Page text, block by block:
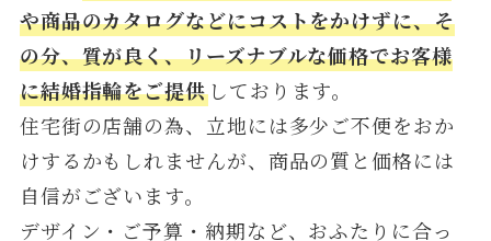
や商品のカタログなどにコストをかけずに、そ
の分、質が良く、リーズナブルな価格でお客様
に結婚指輪をご提供しております。
住宅街の店舗の為、立地には多少ご不便をおか
けするかもしれませんが、商品の質と価格には
自信がございます。
デザイン・ご予算・納期など、おふたりに合っ